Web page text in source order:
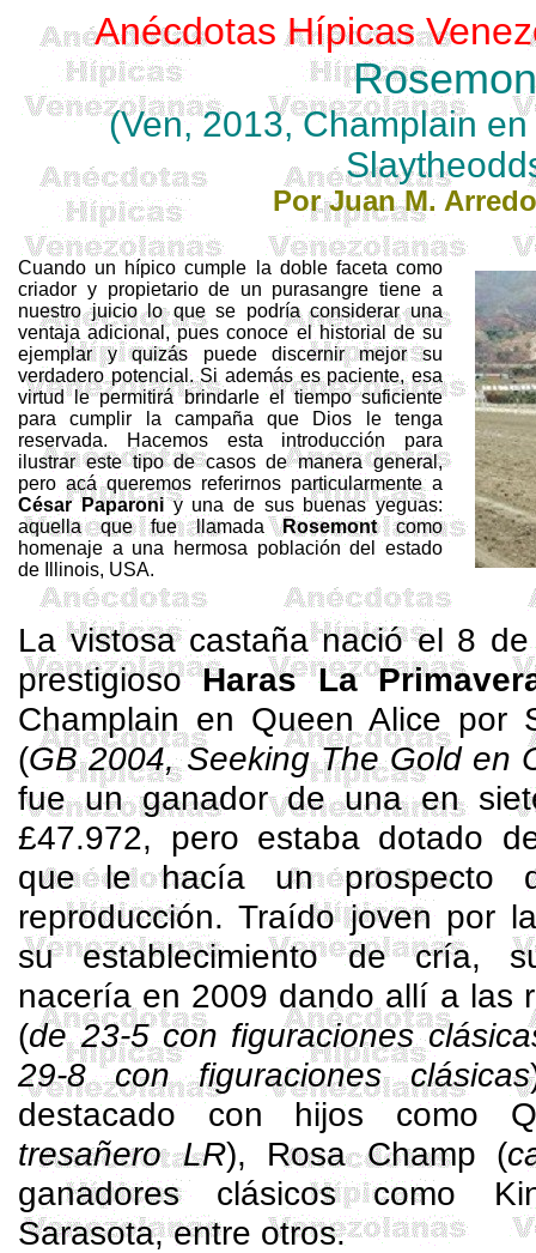
Anécdotas Hípicas
(Ven, 2013, Champlain en
Por Juan M.
Cuando un hípico cumple la doble faceta como
criador y propietario de un purasangre tiene a
nuestro juicio lo que se podría considerar una
ventaja adicional, pues conoce el historial de su
ejemplar y quizás puede discernir mejor su
verdadero potencial. Si además es paciente, esa
virtud le permitirá brindarle el tiempo suficiente
para cumplir la campaña que Dios le tenga
reservada. Hacemos esta introducción para
ilustrar este tipo de casos de manera general,
pero acá queremos referirnos particularmente a
CésarPaparoniy una de sus buenas yeguas:
aquella que fue llamadaRosemontcomo
homenaje a una hermosa población del estado
de Illinois, USA.
La vistosa castaña nació el 8
prestigiosoHaras La
Champlain en Queen Alice por
(GB 2004,Seeking TheGold en
fue un ganador de una en
£47.972, pero estaba dotado
que le hacía un prospecto
reproducción. Traído joven por
su establecimiento de cría,
nacería en 2009 dando allí a las
(de 23-5 con figuraciones
29-8 con figuraciones clásicas
destacado con hijos como
tresañeroLR), RosaChamp (
ganadores clásicos como
Sarasota, entre otros.